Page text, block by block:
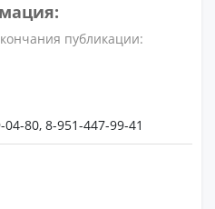
публикации:
80, 8-951-447-99-41